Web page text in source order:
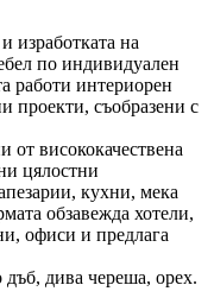
изработката на
по индивидуален
работи интериорен
проекти, съобразени с
от висококачествена
цялостни
кухни, мека
обзавежда хотели,
офиси и предлага
дива череша, орех.